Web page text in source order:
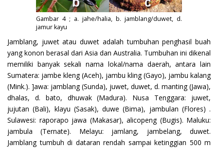
Gambar 4 ; a. jahe/halia, b. jamblang/duwet, d.
jamur kayu
Jamblang, juwet atau duwet adalah tumbuhan penghasil buah
yang konon berasal dari Asia dan Australia. Tumbuhan ini dikenal
memiliki banyak sekali nama lokal/nama daerah, antara lain
Sumatera: jambe kleng (Aceh), jambu kling (Gayo), jambu kalang
(Mink.). ]awa: jamblang (Sunda), juwet, duwet, d. manting (Jawa),
dhalas, d. bato, dhuwak (Madura). Nusa Tenggara: juwet,
jujutan (Bali), klayu (Sasak), duwe (Bima), jambulan (Flores) .
Sulawesi: raporapo jawa (Makasar), alicopeng (Bugis). Maluku:
jambula (Ternate). Melayu: jamlang, jambelang, duwet.
Jamblang tumbuh di dataran rendah sampai ketinggian 500 m